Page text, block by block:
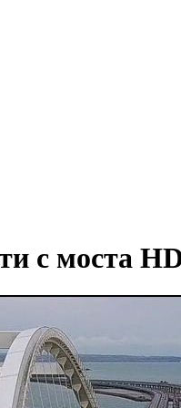
с моста